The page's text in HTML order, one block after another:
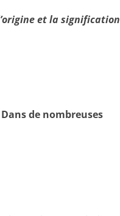
et la signification
Dans de nombreuses